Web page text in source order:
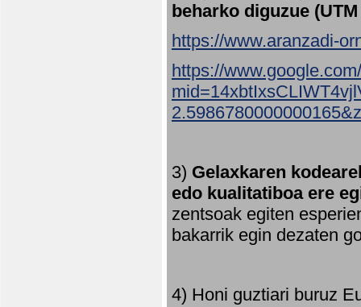
beharko diguzue
https://www.aranzadi-
https://
3) Gelaxkaren
edo kualitatiboa ere
zentsoak egiten
bakarrik egin dezaten
4) Honi guztiari buruz